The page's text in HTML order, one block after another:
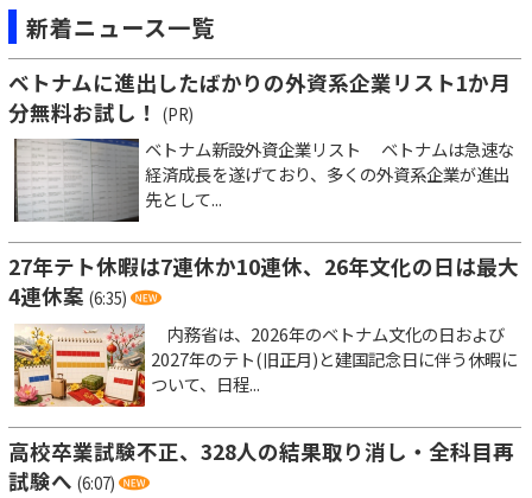
新着ニュース一覧
ベトナムに進出したばかりの外資系企業リスト1か月
分無料お試し！
(PR)
ベトナム新設外資企業リスト ベトナムは急速な
経済成長を遂げており、多くの外資系企業が進出
先として...
27年テト休暇は7連休か10連休、26年文化の日は最大
4連休案 (6:35)
内務省は、2026年のベトナム文化の日および
2027年のテト(旧正月)と建国記念日に伴う休暇に
ついて、日程...
高校卒業試験不正、328人の結果取り消し・全科目再
試験へ (6:07)